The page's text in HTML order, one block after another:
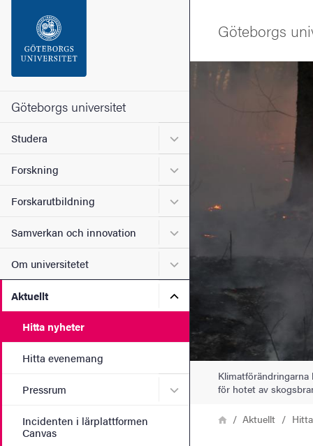
Sidfoten
Om webbplatsen
Göteborgs universitet
Studera Undermeny för Studera
Forskning Undermeny för Forskning
Forskarutbildning Undermeny för
Samverkan och innovation Undermeny för
Om universitetet Undermeny för Om
Aktuellt Undermeny för Aktuellt
Hitta nyheter
Hitta evenemang
Pressrum Undermeny för Pressrum
Incidenten i lärplattformen
Canvas
Göteborgs
Bild
för hotet av
LänkstigHemAktuellt